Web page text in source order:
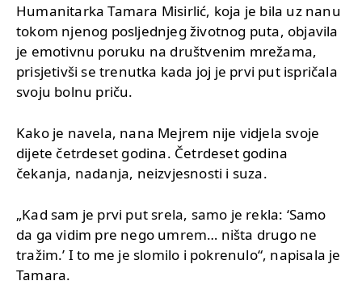
Humanitarka Tamara Misirlić, koja je bila uz nanu
tokom njenog posljednjeg životnog puta, objavila
je emotivnu poruku na društvenim mrežama,
prisjetivši se trenutka kada joj je prvi put ispričala
svoju bolnu priču.
Kako je navela, nana Mejrem nije vidjela svoje
dijete četrdeset godina. Četrdeset godina
čekanja, nadanja, neizvjesnosti i suza.
„Kad sam je prvi put srela, samo je rekla: ‘Samo
da ga vidim pre nego umrem… ništa drugo ne
tražim.’ I to me je slomilo i pokrenulo“, napisala je
Tamara.